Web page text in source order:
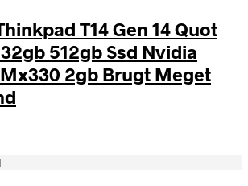
T14 Gen 14 Quot
512gb Ssd Nvidia
2gb Brugt Meget